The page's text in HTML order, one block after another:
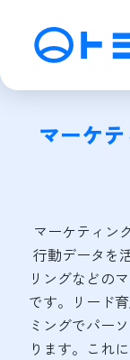
マーケ
マーケティン
行動データを
リングなどの
です。リード
ミングでパー
ります。これ